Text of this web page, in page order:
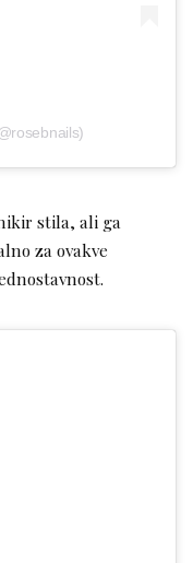
stila, ali ga
za ovakve